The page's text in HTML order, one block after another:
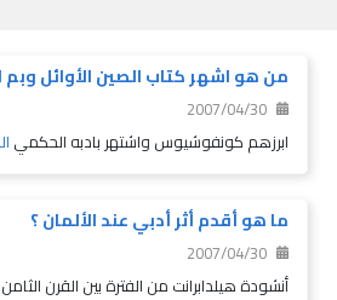
من هو اشهر كتاب الصين الأوائل وبم
2007/04/30
ابرزهم كونفوشيوس واشتهر بادبه الحكمي
ما هو أقدم أثر أدبي عند الألمان ؟
2007/04/30
أنشودة هيلدابرانت من الفترة بين القرن